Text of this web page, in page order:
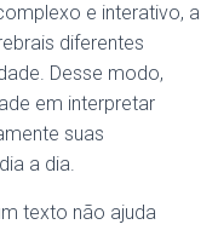
e interativo, a
diferentes
Desse modo,
em interpretar
suas
a dia.
texto não ajuda